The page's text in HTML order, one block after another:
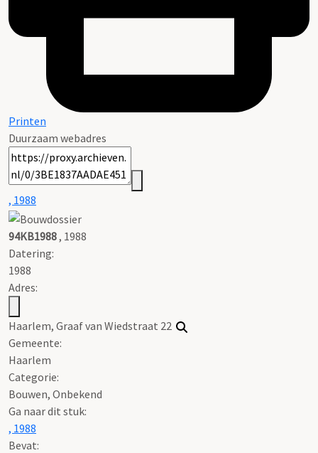
Printen
Duurzaam webadres
, 1988
94KB1988, 1988
Datering:
1988
Adres:
Haarlem, Graaf van Wiedstraat 22
Gemeente:
Haarlem
Categorie:
Bouwen, Onbekend
Ga naar dit stuk:
, 1988
Bevat: